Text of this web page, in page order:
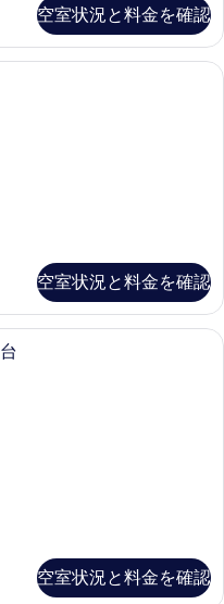
空室状況と料金を確認
ブ ルーム ダブルベッド 2 台 |
空室状況と料金を確認
ジオスイート キングベッド 1 台
空室状況と料金を確認